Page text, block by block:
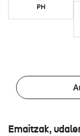
PH
Emaitzak,